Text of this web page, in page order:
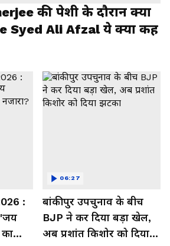
की पेशी के दौरान क्या
Syed Ali Afzal ये क्या कह
:
'जय
बांकीपुर उपचुनाव के बीच
BJP ने कर दिया बड़ा खेल,
अब प्रशांत किशोर को दिया
06:27